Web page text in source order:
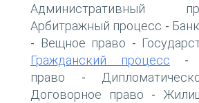
Административный
Арбитражный процесс -
- Вещное право -
Гражданский процесс -
право -
Договорное право -